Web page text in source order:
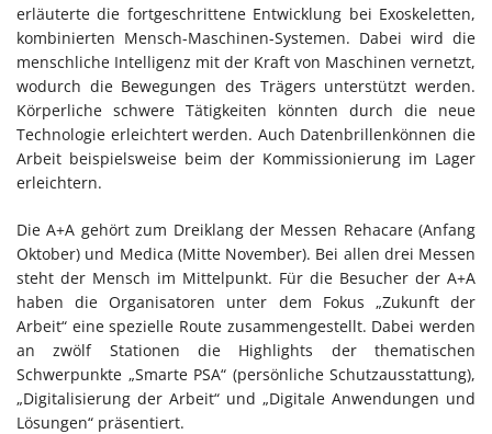
erläuterte die fortgeschrittene Entwicklung bei Exoskeletten,
kombinierten Mensch-Maschinen-Systemen. Dabei wird die
menschliche Intelligenz mit der Kraft von Maschinen vernetzt,
wodurch die Bewegungen des Trägers unterstützt werden.
Körperliche schwere Tätigkeiten könnten durch die neue
Technologie erleichtert werden. Auch Datenbrillenkönnen die
Arbeit beispielsweise beim der Kommissionierung im Lager
erleichtern.
Die A+A gehört zum Dreiklang der Messen Rehacare (Anfang
Oktober) und Medica (Mitte November). Bei allen drei Messen
steht der Mensch im Mittelpunkt. Für die Besucher der A+A
haben die Organisatoren unter dem Fokus „Zukunft der
Arbeit“ eine spezielle Route zusammengestellt. Dabei werden
an zwölf Stationen die Highlights der thematischen
Schwerpunkte „Smarte PSA“ (persönliche Schutzausstattung),
„Digitalisierung der Arbeit“ und „Digitale Anwendungen und
Lösungen“ präsentiert.